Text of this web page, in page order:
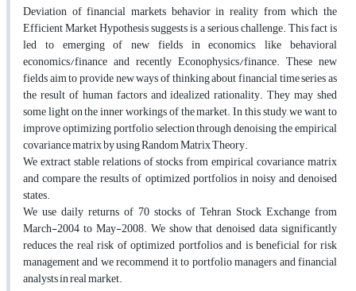
Deviation of financial markets behavior in reality from which the
Efficient Market Hypothesis suggests is a serious challenge. This fact is
led to emerging of new fields in economics, like behavioral
economics/finance and recently Econophysics/finance. These new
fields aim to provide new ways of thinking about financial time series as
the result of human factors and idealized rationality. They may shed
some light on the inner workings of the market. In this study, we want to
improve optimizing portfolio selection through denoising the empirical
covariance matrix by using Random Matrix Theory.
We extract stable relations of stocks from empirical covariance matrix
and compare the results of optimized portfolios in noisy and denoised
states.
We use daily returns of 70 stocks of Tehran Stock Exchange from
March-2004 to May-2008. We show that denoised data significantly
reduces the real risk of optimized portfolios and is beneficial for risk
management and we recommend it to portfolio managers and financial
analysts in real market.